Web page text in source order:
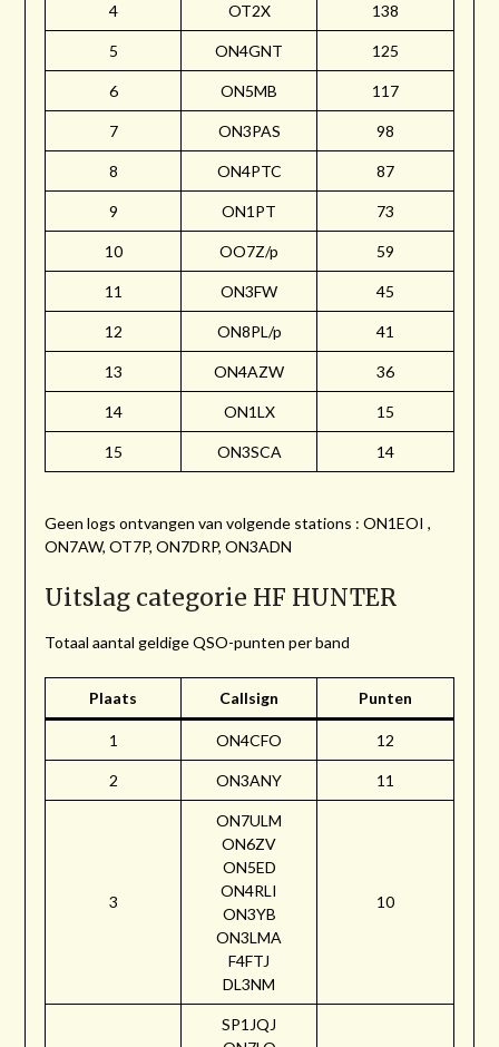
4 OT2X 138
5 ON4GNT 125
6 ON5MB 117
7 ON3PAS 98
8 ON4PTC 87
9 ON1PT 73
10 OO7Z/p 59
11 ON3FW 45
12 ON8PL/p 41
13 ON4AZW 36
14 ON1LX 15
15 ON3SCA 14
Geen logs ontvangen van volgende stations : ON1EOI ,
ON7AW, OT7P, ON7DRP, ON3ADN
Uitslag categorie HF HUNTER
Totaal aantal geldige QSO-punten per band
Plaats Callsign Punten
1 ON4CFO 12
2 ON3ANY 11
3
ON7ULM
ON6ZV
ON5ED
ON4RLI
ON3YB
ON3LMA
F4FTJ
DL3NM
10
SP1JQJ